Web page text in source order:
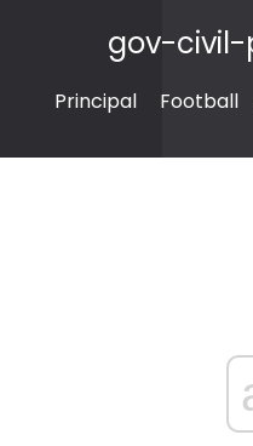
gov-civil-
Principal Football